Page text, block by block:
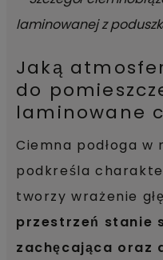
Jaką
do
laminowane
Ciemna podłoga w
podkreśla
tworzy wrażenie
przestrzeń stanie
zachęcająca oraz